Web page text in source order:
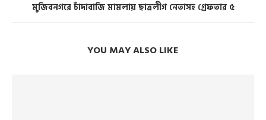
মুজিবনগরে চাঁদাবাজি মামলায় ছাত্রলীগ নেতাসহ গ্রেফতার ৫
YOU MAY ALSO LIKE